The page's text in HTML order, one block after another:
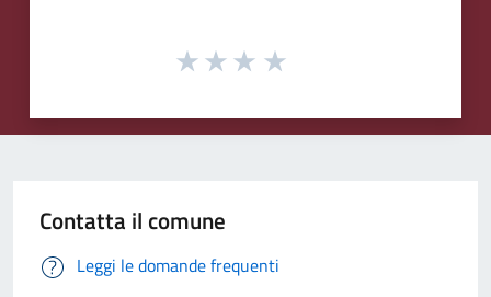
Contatta il comune
Leggi le domande frequenti